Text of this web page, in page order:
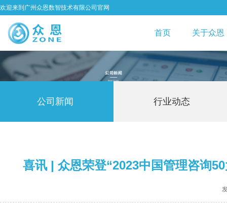
欢迎来到广州众恩数智技术有限公司官网
首页 关于众恩
公司新闻 行业动态
喜讯 | 众恩荣登“2023中国管理咨询